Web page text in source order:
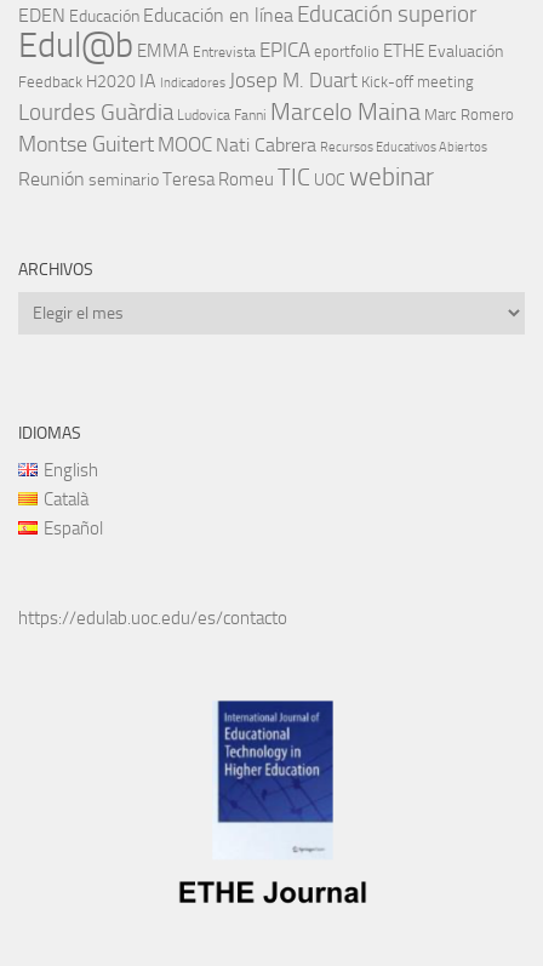
EDEN Educación Educación en línea Educación superior
Edul@b EMMA Entrevista EPICA eportfolio ETHE Evaluación
Feedback H2020 IA Indicadores Josep M. Duart Kick-off meeting
Lourdes Guàrdia Ludovica Fanni Marcelo Maina Marc Romero
Montse Guitert MOOC Nati Cabrera Recursos Educativos Abiertos
Reunión seminarioTeresa Romeu TIC UOC webinar
ARCHIVOS
Archivos
IDIOMAS
English
Català
Español
https://edulab.uoc.edu/es/contacto